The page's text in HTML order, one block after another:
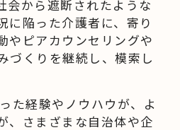
会から遮断されたような
陥った介護者に、寄り
やピアカウンセリングや
づくりを継続し、模索し
た経験やノウハウが、よ
、さまざまな自治体や企